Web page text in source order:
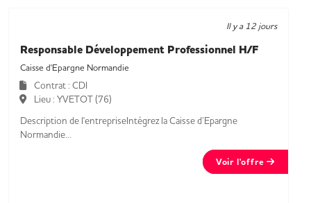
Il y a 12 jours
Responsable Développement Professionnel H/F
Caisse d'Epargne Normandie
Contrat : CDI
Lieu : YVETOT (76)
Description de l'entrepriseIntégrez la Caisse d’Epargne
Normandie...
Voir l'offre